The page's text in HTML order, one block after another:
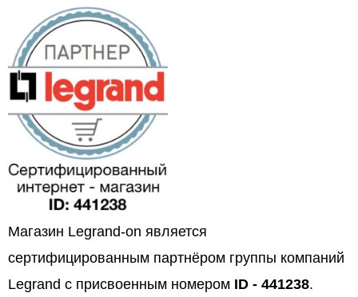
Магазин Legrand-on является
сертифицированным партнёром группы компаний
Legrand с присвоенным номером ID - 441238.